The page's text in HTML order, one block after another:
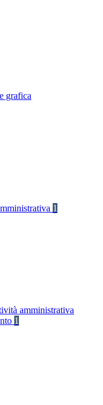
grafica
1
amministrativa
1